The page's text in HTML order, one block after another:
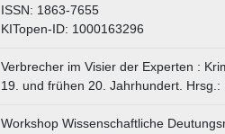
ISSN: 1863-7655
KITopen-ID: 1000163296
Verbrecher im Visier der Experten :
19. und frühen 20. Jahrhundert. Hrsg.:
Workshop Wissenschaftliche